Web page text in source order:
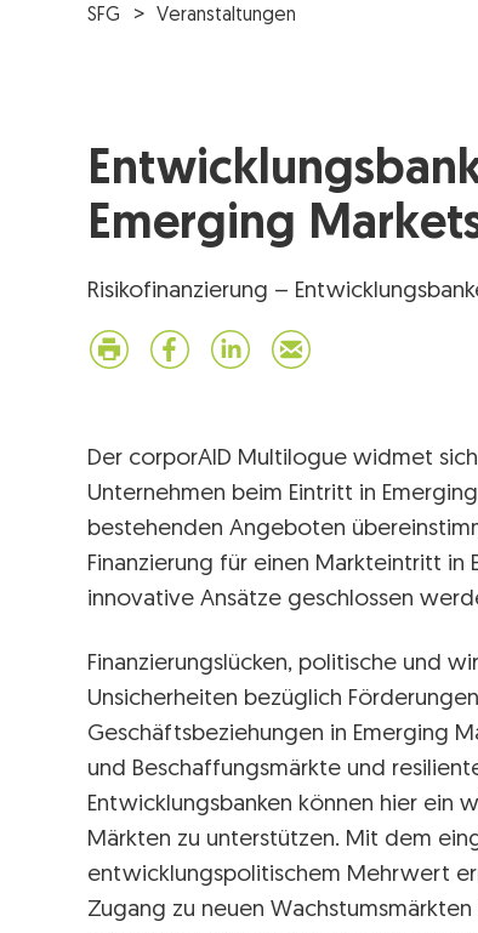
SFG Veranstaltungen
Emerging
Risikofinanzierung –
Der corporAID Multilogue widmet
Unternehmen beim Eintritt in
bestehenden Angeboten
Finanzierung für einen Markteintritt
innovative Ansätze geschlossen
Finanzierungslücken, politische und
Unsicherheiten bezüglich
Geschäftsbeziehungen in Emerging
und Beschaffungsmärkte und
Entwicklungsbanken können hier ein
Märkten zu unterstützen. Mit dem
entwicklungspolitischem Mehrwert
Zugang zu neuen